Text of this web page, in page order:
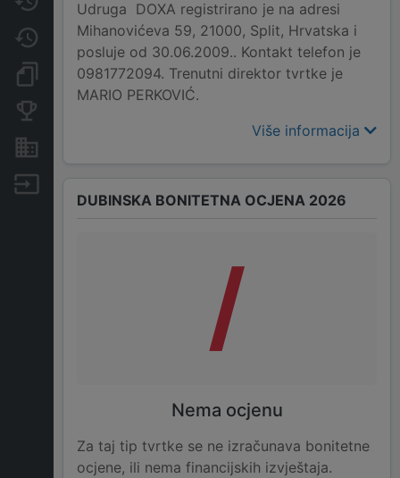
Promjene
Dokumenti i objave
Izvoz
Udruga DOXA registrirano je na adresi
Mihanovićeva 59, 21000, Split, Hrvatska i
posluje od 30.06.2009.. Kontakt telefon je
0981772094. Trenutni direktor tvrtke je
MARIO PERKOVIĆ.
Više informacija
DUBINSKA BONITETNA OCJENA 2026
/
Nema ocjenu
Za taj tip tvrtke se ne izračunava bonitetne
ocjene, ili nema financijskih izvještaja.